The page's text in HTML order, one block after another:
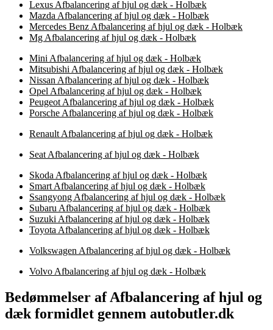
Lexus Afbalancering af hjul og dæk - Holbæk
Mazda Afbalancering af hjul og dæk - Holbæk
Mercedes Benz Afbalancering af hjul og dæk - Holbæk
Mg Afbalancering af hjul og dæk - Holbæk
Mini Afbalancering af hjul og dæk - Holbæk
Mitsubishi Afbalancering af hjul og dæk - Holbæk
Nissan Afbalancering af hjul og dæk - Holbæk
Opel Afbalancering af hjul og dæk - Holbæk
Peugeot Afbalancering af hjul og dæk - Holbæk
Porsche Afbalancering af hjul og dæk - Holbæk
Renault Afbalancering af hjul og dæk - Holbæk
Seat Afbalancering af hjul og dæk - Holbæk
Skoda Afbalancering af hjul og dæk - Holbæk
Smart Afbalancering af hjul og dæk - Holbæk
Ssangyong Afbalancering af hjul og dæk - Holbæk
Subaru Afbalancering af hjul og dæk - Holbæk
Suzuki Afbalancering af hjul og dæk - Holbæk
Toyota Afbalancering af hjul og dæk - Holbæk
Volkswagen Afbalancering af hjul og dæk - Holbæk
Volvo Afbalancering af hjul og dæk - Holbæk
Bedømmelser af Afbalancering af hjul og
dæk formidlet gennem autobutler.dk